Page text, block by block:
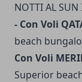
NOTTI AL SUN
- Con Voli
beach
Con Voli
Superior